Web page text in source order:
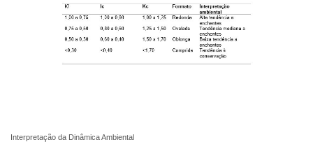
Interpretação da Dinâmica Ambiental